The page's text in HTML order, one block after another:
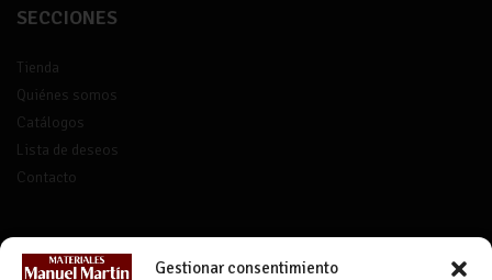
Gestionar consentimiento
SECCIONES
Tienda
Quiénes somos
Catálogos
Lista de deseos
Contacto
CONTACTO